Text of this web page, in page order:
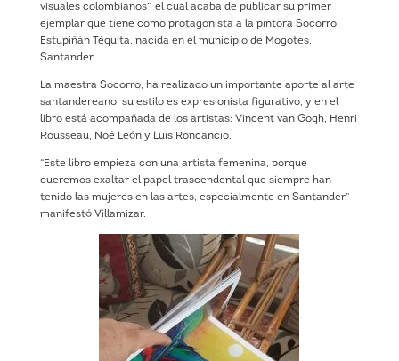
visuales colombianos”, el cual acaba de publicar su primer
ejemplar que tiene como protagonista a la pintora Socorro
Estupiñán Téquita, nacida en el municipio de Mogotes,
Santander.
La maestra Socorro, ha realizado un importante aporte al arte
santandereano, su estilo es expresionista figurativo, y en el
libro está acompañada de los artistas: Vincent van Gogh, Henri
Rousseau, Noé León y Luis Roncancio.
“Este libro empieza con una artista femenina, porque
queremos exaltar el papel trascendental que siempre han
tenido las mujeres en las artes, especialmente en Santander”
manifestó Villamizar.